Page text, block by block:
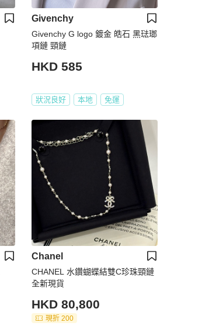
Givenchy
Givenchy G logo 鍍金 皓石 黑琺瑯
項鏈 頸鏈
HKD 585
狀況良好 本地 免運
Chanel
CHANEL 水鑽蝴蝶結雙C珍珠頸鏈
全新現貨
HKD 80,800
現折 200